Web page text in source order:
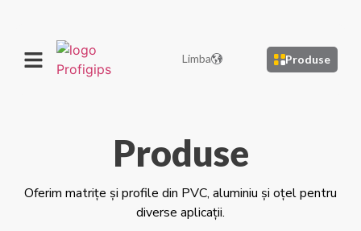
Limba Produse
Produse
Oferim matrițe și profile din PVC, aluminiu și oțel pentru
diverse aplicații.